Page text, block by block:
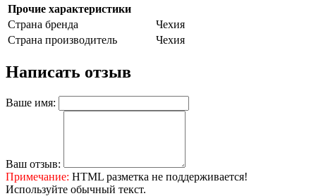
Прочие характеристики
Страна бренда
Чехия
Страна производитель
Чехия
Написать отзыв
Ваше имя:
Ваш отзыв:
Примечание: HTML разметка не поддерживается!
Используйте обычный текст.